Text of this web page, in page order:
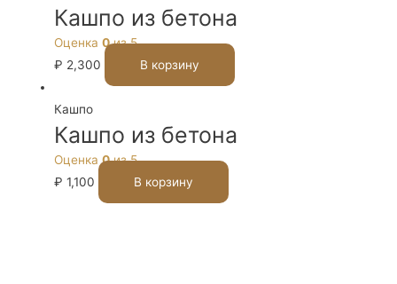
Кашпо из бетона
Оценка0из 5
₽ 2,300 В корзину
Кашпо
Кашпо из бетона
Оценка0из 5
₽ 1,100 В корзину